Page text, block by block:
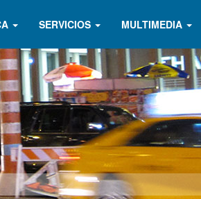
SERVICIOS MULTIMEDIA